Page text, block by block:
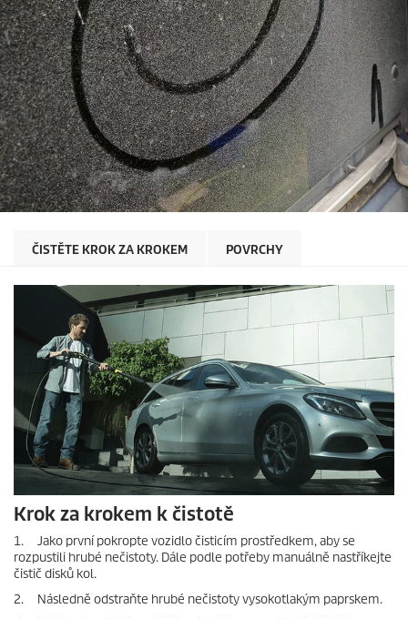
ČISTĚTE KROK ZA KROKEM POVRCHY
Krok za krokem k čistotě
1. Jako první pokropte vozidlo čisticím prostředkem, aby se
rozpustili hrubé nečistoty. Dále podle potřeby manuálně nastříkejte
čistič disků kol.
2. Následně odstraňte hrubé nečistoty vysokotlakým paprskem.